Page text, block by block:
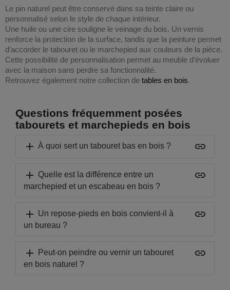
Le pin naturel peut être conservé dans sa teinte claire ou
personnalisé selon le style de chaque intérieur.
Une huile ou une cire souligne le veinage du bois. Un vernis
renforce la protection de la surface, tandis que la peinture permet
d’accorder le tabouret ou le marchepied aux couleurs de la pièce.
Cette possibilité de personnalisation permet au meuble d’évoluer
avec la maison sans perdre sa fonctionnalité.
Retrouvez également notre collection de tables en bois.
Questions fréquemment posées
tabourets et marchepieds en bois
add À quoi sert un tabouret bas en bois ? insert_link
add Quelle est la différence entre un
marchepied et un escabeau en bois ?
insert_link
add Un repose-pieds en bois convient-il à
un bureau ?
insert_link
add
Peut-on peindre ou vernir un tabouret
en bois naturel ?
insert_link